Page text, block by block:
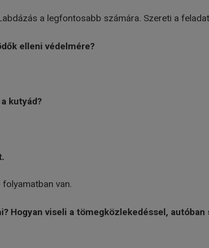
a legfontosabb számára. Szereti a
elleni védelmére?
kutyád?
van.
Hogyan viseli a tömegközlekedéssel, autóban